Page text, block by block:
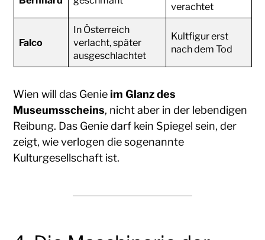
verachtet
Falco
In Österreich
verlacht, später
ausgeschlachtet
Kultfigur erst
nach dem Tod
Wien will das Genie im Glanz des
Museumsscheins, nicht aber in der lebendigen
Reibung. Das Genie darf kein Spiegel sein, der
zeigt, wie verlogen die sogenannte
Kulturgesellschaft ist.